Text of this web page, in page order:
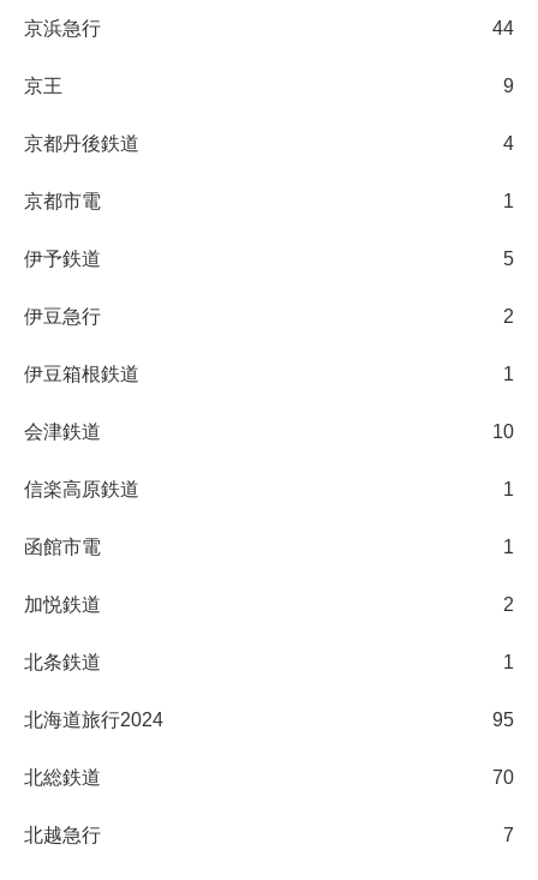
京浜急行 44
京王 9
京都丹後鉄道 4
京都市電 1
伊予鉄道 5
伊豆急行 2
伊豆箱根鉄道 1
会津鉄道 10
信楽高原鉄道 1
函館市電 1
加悦鉄道 2
北条鉄道 1
北海道旅行2024 95
北総鉄道 70
北越急行 7